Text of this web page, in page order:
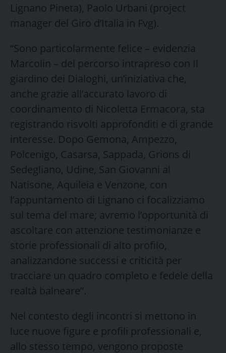
Lignano Pineta), Paolo Urbani (project
manager del Giro d’Italia in Fvg).
“Sono particolarmente felice – evidenzia
Marcolin – del percorso intrapreso con Il
giardino dei Dialoghi, un’iniziativa che,
anche grazie all’accurato lavoro di
coordinamento di Nicoletta Ermacora, sta
registrando risvolti approfonditi e di grande
interesse. Dopo Gemona, Ampezzo,
Polcenigo, Casarsa, Sappada, Grions di
Sedegliano, Udine, San Giovanni al
Natisone, Aquileia e Venzone, con
l’appuntamento di Lignano ci focalizziamo
sul tema del mare; avremo l’opportunità di
ascoltare con attenzione testimonianze e
storie professionali di alto profilo,
analizzandone successi e criticità per
tracciare un quadro completo e fedele della
realtà balneare”.
Nel contesto degli incontri si mettono in
luce nuove figure e profili professionali e,
allo stesso tempo, vengono proposte